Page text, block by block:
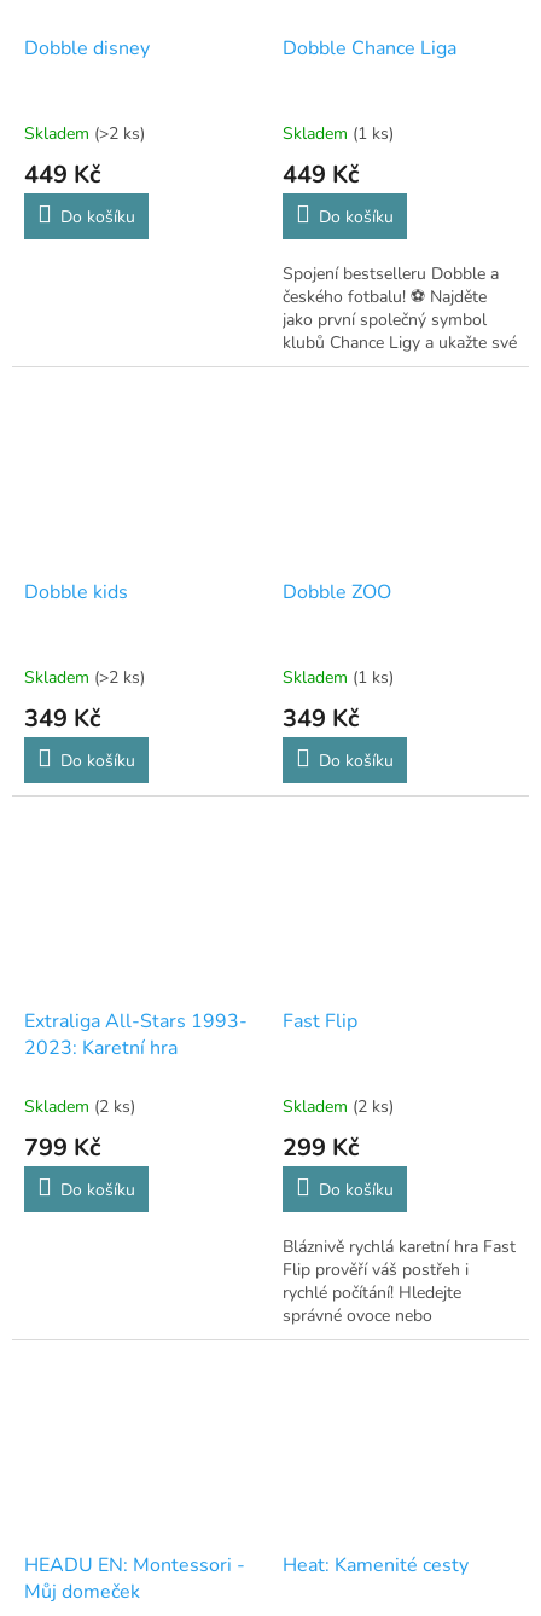
Dobble disney
Skladem (>2 ks)
449 Kč
Do košíku
Dobble Chance Liga
Skladem (1 ks)
449 Kč
Do košíku
Spojení bestselleru Dobble a
českého fotbalu! ⚽ Najděte
jako první společný symbol
klubů Chance Ligy a ukažte své
bleskové reflexy.
Dobble kids
Skladem (>2 ks)
349 Kč
Do košíku
Dobble ZOO
Skladem (1 ks)
349 Kč
Do košíku
Extraliga All-Stars 1993-
2023: Karetní hra
Skladem (2 ks)
799 Kč
Do košíku
Fast Flip
Skladem (2 ks)
299 Kč
Do košíku
Bláznivě rychlá karetní hra Fast
Flip prověří váš postřeh i
rychlé počítání! Hledejte
správné ovoce nebo
odpovídající číslo, buďte
HEADU EN: Montessori -
Můj domeček
Heat: Kamenité cesty